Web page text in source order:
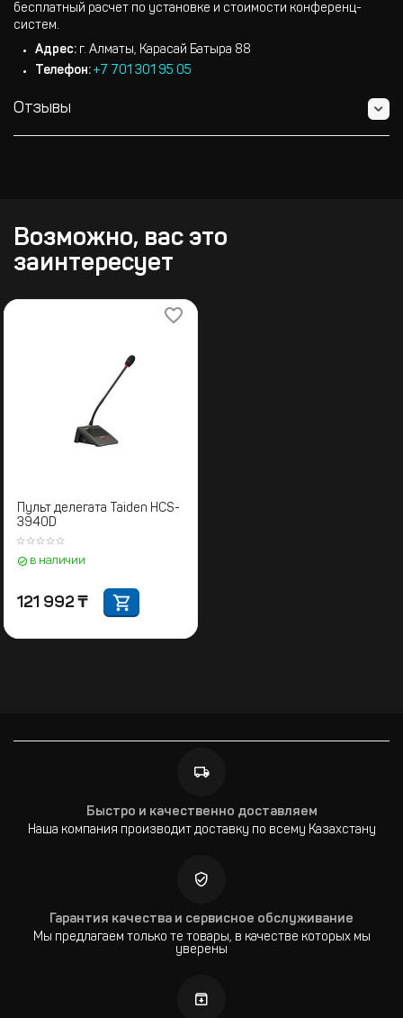
бесплатный расчет по установке и стоимости конференц-
систем.
Адрес: г. Алматы, Карасай Батыра 88
Телефон: +7 701 301 95 05
Отзывы
Возможно, вас это
заинтересует
Пульт делегата Taiden HCS-
3940D
в наличии
121 992 ₸
Быстро и качественно доставляем
Наша компания производит доставку по всему Казахстану
Гарантия качества и сервисное обслуживание
Мы предлагаем только те товары, в качестве которых мы
уверены